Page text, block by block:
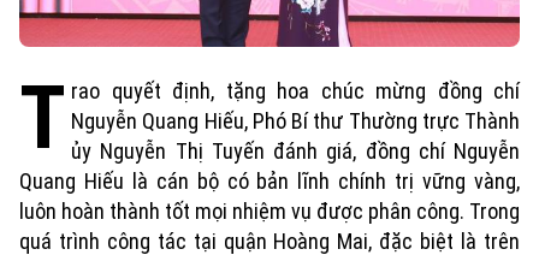
T rao quyết định, tặng hoa chúc mừng đồng chí
Nguyễn Quang Hiếu, Phó Bí thư Thường trực Thành
ủy Nguyễn Thị Tuyến đánh giá, đồng chí Nguyễn
Quang Hiếu là cán bộ có bản lĩnh chính trị vững vàng,
luôn hoàn thành tốt mọi nhiệm vụ được phân công. Trong
quá trình công tác tại quận Hoàng Mai, đặc biệt là trên